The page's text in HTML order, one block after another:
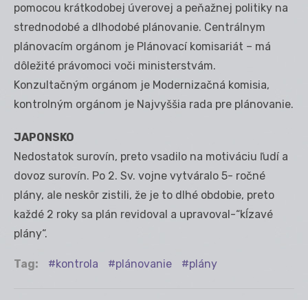
pomocou krátkodobej úverovej a peňažnej politiky na
strednodobé a dlhodobé plánovanie. Centrálnym
plánovacím orgánom je Plánovací komisariát – má
dôležité právomoci voči ministerstvám.
Konzultačným orgánom je Modernizačná komisia,
kontrolným orgánom je Najvyššia rada pre plánovanie.
JAPONSKO
Nedostatok surovín, preto vsadilo na motiváciu ľudí a
dovoz surovín. Po 2. Sv. vojne vytváralo 5- ročné
plány, ale neskôr zistili, že je to dlhé obdobie, preto
každé 2 roky sa plán revidoval a upravoval-“kĺzavé
plány“.
Tag: kontrola plánovanie plány